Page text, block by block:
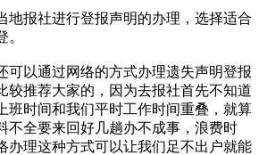
地报社进行登报声明的办理，‌选择适合
可以通过网络的方式办理遗失声明登报
较推荐大家的，因为去报社首先不知道
班时间和我们平时工作时间重叠，就算
不全要来回好几趟办不成事，浪费时
办理这种方式可以让我们足不出户就能